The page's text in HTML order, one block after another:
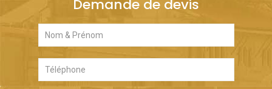
Demande de devis